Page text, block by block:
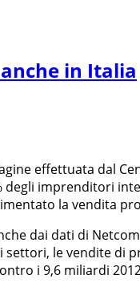
in Italia
effettuata dal
imprenditori
la vendita
dai dati di
le vendite di
i 9,6 miliardi